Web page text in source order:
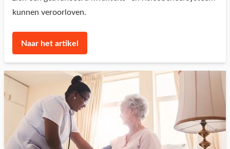
kunnen veroorloven.
Naar het artikel